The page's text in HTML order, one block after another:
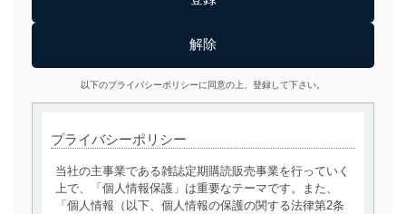
以下のプライバシーポリシーに同意の上、登録して下さい。
プライバシーポリシー
当社の主事業である雑誌定期購読販売事業を行っていく
上で、「個人情報保護」は重要なテーマです。また、
「個人情報（以下、個人情報の保護の関する法律第2条